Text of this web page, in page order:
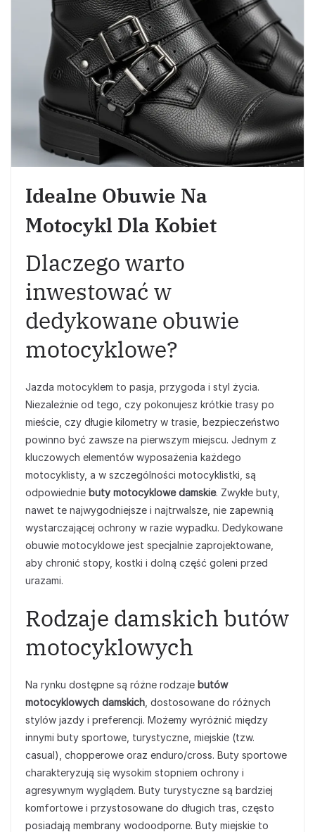
Idealne Obuwie Na
Motocykl Dla Kobiet
Dlaczego warto
inwestować w
dedykowane obuwie
motocyklowe?
Jazda motocyklem to pasja, przygoda i styl życia.
Niezależnie od tego, czy pokonujesz krótkie trasy po
mieście, czy długie kilometry w trasie, bezpieczeństwo
powinno być zawsze na pierwszym miejscu. Jednym z
kluczowych elementów wyposażenia każdego
motocyklisty, a w szczególności motocyklistki, są
odpowiednie buty motocyklowe damskie. Zwykłe buty,
nawet te najwygodniejsze i najtrwalsze, nie zapewnią
wystarczającej ochrony w razie wypadku. Dedykowane
obuwie motocyklowe jest specjalnie zaprojektowane,
aby chronić stopy, kostki i dolną część goleni przed
urazami.
Rodzaje damskich butów
motocyklowych
Na rynku dostępne są różne rodzaje butów
motocyklowych damskich , dostosowane do różnych
stylów jazdy i preferencji. Możemy wyróżnić między
innymi buty sportowe, turystyczne, miejskie (tzw.
casual), chopperowe oraz enduro/cross. Buty sportowe
charakteryzują się wysokim stopniem ochrony i
agresywnym wyglądem. Buty turystyczne są bardziej
komfortowe i przystosowane do długich tras, często
posiadają membrany wodoodporne. Buty miejskie to